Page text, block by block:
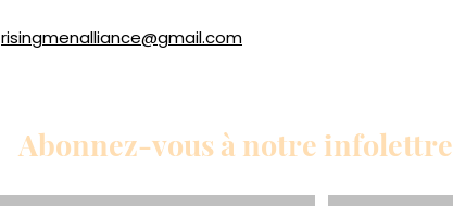
risingmenalliance@gmail.com
Abonnez-vous à notre infolettre